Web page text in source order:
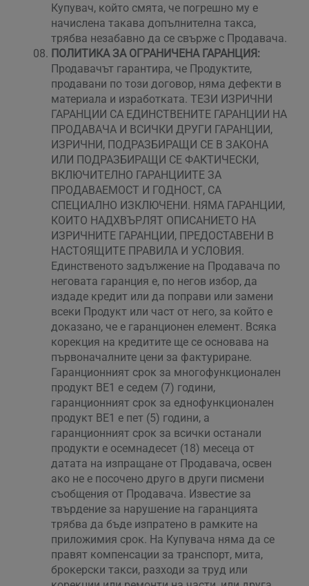
Купувач, който смята, че погрешно му е
начислена такава допълнителна такса,
трябва незабавно да се свърже с Продавача.
ПОЛИТИКА ЗА ОГРАНИЧЕНА ГАРАНЦИЯ:
Продавачът гарантира, че Продуктите,
продавани по този договор, няма дефекти в
материала и изработката. ТЕЗИ ИЗРИЧНИ
ГАРАНЦИИ СА ЕДИНСТВЕНИТЕ ГАРАНЦИИ НА
ПРОДАВАЧА И ВСИЧКИ ДРУГИ ГАРАНЦИИ,
ИЗРИЧНИ, ПОДРАЗБИРАЩИ СЕ В ЗАКОНА
ИЛИ ПОДРАЗБИРАЩИ СЕ ФАКТИЧЕСКИ,
ВКЛЮЧИТЕЛНО ГАРАНЦИИТЕ ЗА
ПРОДАВАЕМОСТ И ГОДНОСТ, СА
СПЕЦИАЛНО ИЗКЛЮЧЕНИ. НЯМА ГАРАНЦИИ,
КОИТО НАДХВЪРЛЯТ ОПИСАНИЕТО НА
ИЗРИЧНИТЕ ГАРАНЦИИ, ПРЕДОСТАВЕНИ В
НАСТОЯЩИТЕ ПРАВИЛА И УСЛОВИЯ.
Единственото задължение на Продавача по
неговата гаранция е, по негов избор, да
издаде кредит или да поправи или замени
всеки Продукт или част от него, за който е
доказано, че е гаранционен елемент. Всяка
корекция на кредитите ще се основава на
първоначалните цени за фактуриране.
Гаранционният срок за многофункционален
продукт BE1 е седем (7) години,
гаранционният срок за еднофункционален
продукт BE1 е пет (5) години, а
гаранционният срок за всички останали
продукти е осемнадесет (18) месеца от
датата на изпращане от Продавача, освен
ако не е посочено друго в други писмени
съобщения от Продавача. Известие за
твърдение за нарушение на гаранцията
трябва да бъде изпратено в рамките на
приложимия срок. На Купувача няма да се
правят компенсации за транспорт, мита,
брокерски такси, разходи за труд или